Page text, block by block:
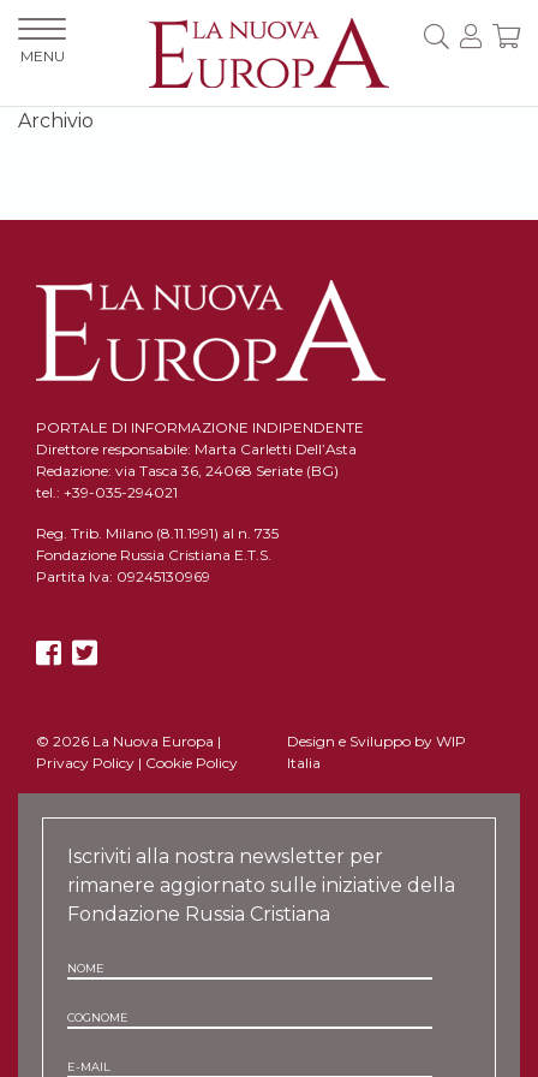
Archivio
PORTALE DI INFORMAZIONE INDIPENDENTE
Direttore responsabile: Marta Carletti Dell’Asta
Redazione: via Tasca 36, 24068 Seriate (BG)
tel.: +39-035-294021
Reg. Trib. Milano (8.11.1991) al n. 735
Fondazione Russia Cristiana E.T.S.
Partita Iva: 09245130969
© 2026 La Nuova Europa |
Privacy Policy | Cookie Policy
Design e Sviluppo by WIP
Italia
Iscriviti alla nostra newsletter per
rimanere aggiornato sulle iniziative della
Fondazione Russia Cristiana
NOME
COGNOME
E-MAIL
MENU